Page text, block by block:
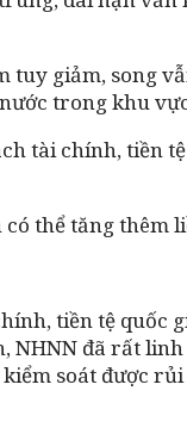
tuy giảm, song
trong khu
tài chính, tiền
thể tăng thêm
tiền tệ quốc
NHNN đã rất
soát được